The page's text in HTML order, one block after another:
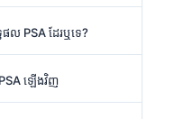
ផល PSA ដែរឬទេ?
PSA ឡើងវិញ